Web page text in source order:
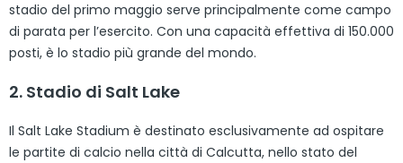
stadio del primo maggio serve principalmente come campo
di parata per l’esercito. Con una capacità effettiva di 150.000
posti, è lo stadio più grande del mondo.
2. Stadio di Salt Lake
Il Salt Lake Stadium è destinato esclusivamente ad ospitare
le partite di calcio nella città di Calcutta, nello stato del